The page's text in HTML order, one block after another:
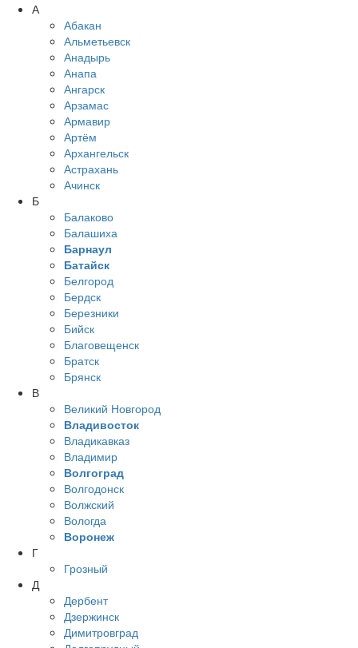
А
Абакан
Альметьевск
Анадырь
Анапа
Ангарск
Арзамас
Армавир
Артём
Архангельск
Астрахань
Ачинск
Б
Балаково
Балашиха
Барнаул
Батайск
Белгород
Бердск
Березники
Бийск
Благовещенск
Братск
Брянск
В
Великий Новгород
Владивосток
Владикавказ
Владимир
Волгоград
Волгодонск
Волжский
Вологда
Воронеж
Г
Грозный
Д
Дербент
Дзержинск
Димитровград